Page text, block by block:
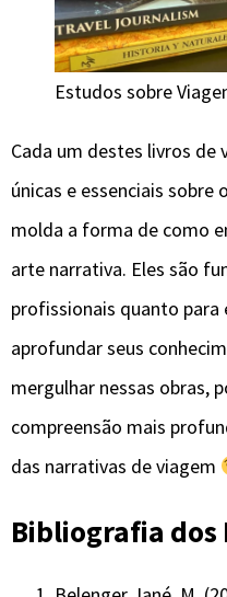
Estudos sobre
Cada um destes livros de
únicas e essenciais
molda a forma de como
arte narrativa. Eles são
profissionais quanto para
aprofundar seus
mergulhar nessas obras,
compreensão mais
das narrativas de viagem
Bibliografia dos